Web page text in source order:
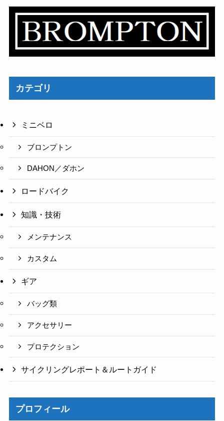
カテゴリ
ミニベロ
ブロンプトン
DAHON／ダホン
ロードバイク
知識・技術
メンテナンス
カスタム
ギア
バッグ類
アクセサリー
プロテクション
サイクリングレポート＆ルートガイド
プロフィール